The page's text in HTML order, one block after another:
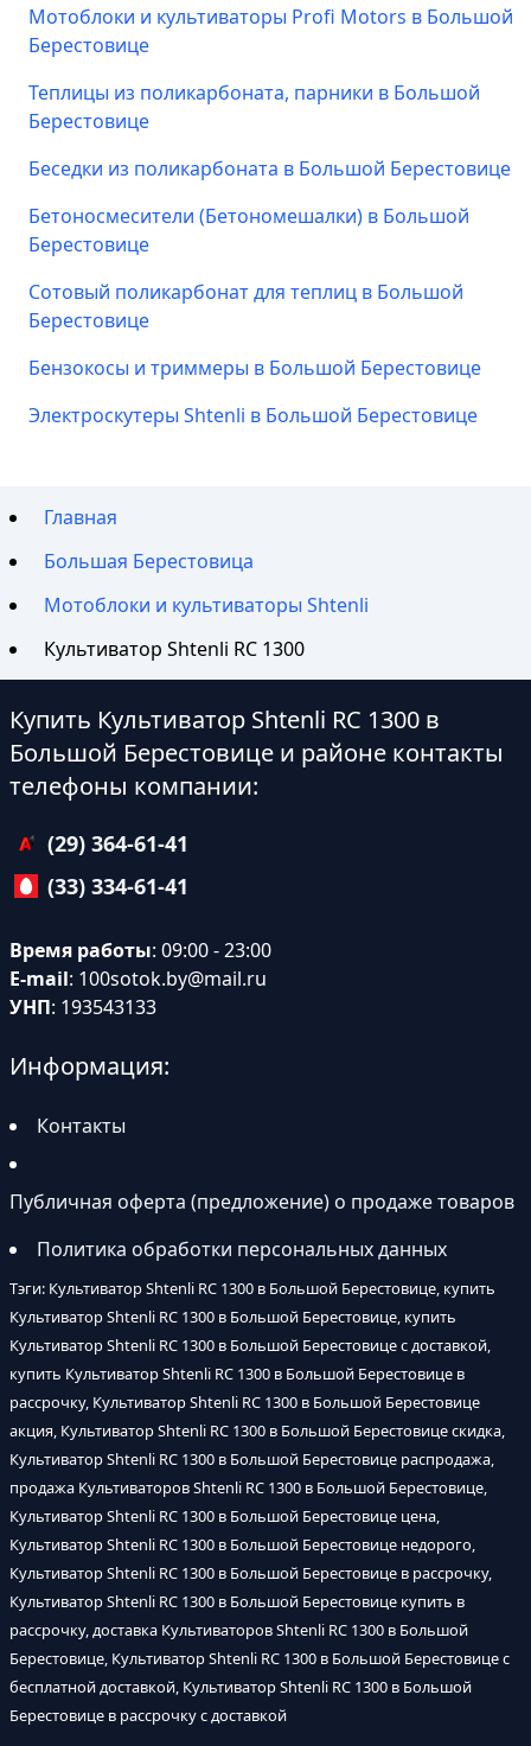
Мотоблоки и культиваторы Profi Motors в Большой
Берестовице
Теплицы из поликарбоната, парники в Большой
Берестовице
Беседки из поликарбоната в Большой Берестовице
Бетоносмесители (Бетономешалки) в Большой
Берестовице
Сотовый поликарбонат для теплиц в Большой
Берестовице
Бензокосы и триммеры в Большой Берестовице
Электроскутеры Shtenli в Большой Берестовице
Главная
Большая Берестовица
Мотоблоки и культиваторы Shtenli
Культиватор Shtenli RC 1300
Купить Культиватор Shtenli RC 1300 в
Большой Берестовице и районе контакты
телефоны компании:
(29) 364-61-41
(33) 334-61-41
Время работы: 09:00 - 23:00
E-mail: 100sotok.by@mail.ru
УНП: 193543133
Информация:
Контакты
Публичная оферта (предложение) о продаже товаров
Политика обработки персональных данных
Тэги: Культиватор Shtenli RC 1300 в Большой Берестовице, купить
Культиватор Shtenli RC 1300 в Большой Берестовице, купить
Культиватор Shtenli RC 1300 в Большой Берестовице с доставкой,
купить Культиватор Shtenli RC 1300 в Большой Берестовице в
рассрочку, Культиватор Shtenli RC 1300 в Большой Берестовице
акция, Культиватор Shtenli RC 1300 в Большой Берестовице скидка,
Культиватор Shtenli RC 1300 в Большой Берестовице распродажа,
продажа Культиваторов Shtenli RC 1300 в Большой Берестовице,
Культиватор Shtenli RC 1300 в Большой Берестовице цена,
Культиватор Shtenli RC 1300 в Большой Берестовице недорого,
Культиватор Shtenli RC 1300 в Большой Берестовице в рассрочку,
Культиватор Shtenli RC 1300 в Большой Берестовице купить в
рассрочку, доставка Культиваторов Shtenli RC 1300 в Большой
Берестовице, Культиватор Shtenli RC 1300 в Большой Берестовице с
бесплатной доставкой, Культиватор Shtenli RC 1300 в Большой
Берестовице в рассрочку с доставкой